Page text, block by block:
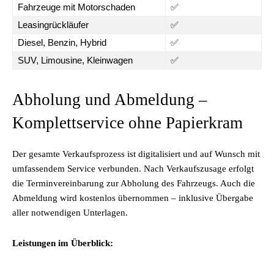
Fahrzeuge mit Motorschaden
✅
Leasingrückläufer
✅
Diesel, Benzin, Hybrid
✅
SUV, Limousine, Kleinwagen
✅
Abholung und Abmeldung –
Komplettservice ohne Papierkram
Der gesamte Verkaufsprozess ist digitalisiert und auf Wunsch mit
umfassendem Service verbunden. Nach Verkaufszusage erfolgt
die Terminvereinbarung zur Abholung des Fahrzeugs. Auch die
Abmeldung wird kostenlos übernommen – inklusive Übergabe
aller notwendigen Unterlagen.
Leistungen im Überblick: